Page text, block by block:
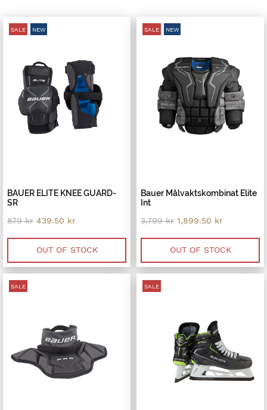
SALE NEW
BAUER ELITE KNEE GUARD-
SR
879kr Original
was:
879 kr.
439.50 krCurrent
is:
439.50 kr.
OUT OF STOCK
SALE NEW
Bauer Målvaktskombinat Elite
Int
3,799kr Original
was:
3,799 kr.
1,899.50 krCurrent
is:
1,899.50
OUT OF STOCK
SALE SALE